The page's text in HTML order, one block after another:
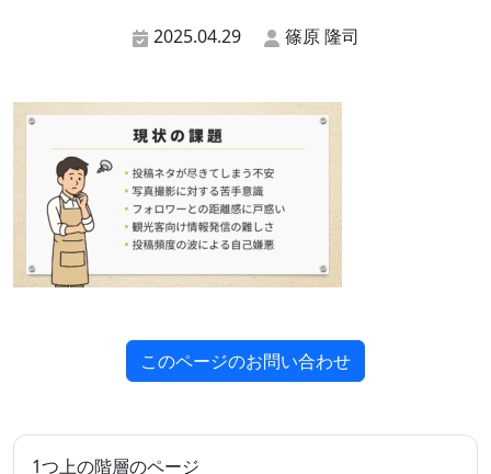
2025.04.29 篠原 隆司
このページのお問い合わせ
1つ上の階層のページ